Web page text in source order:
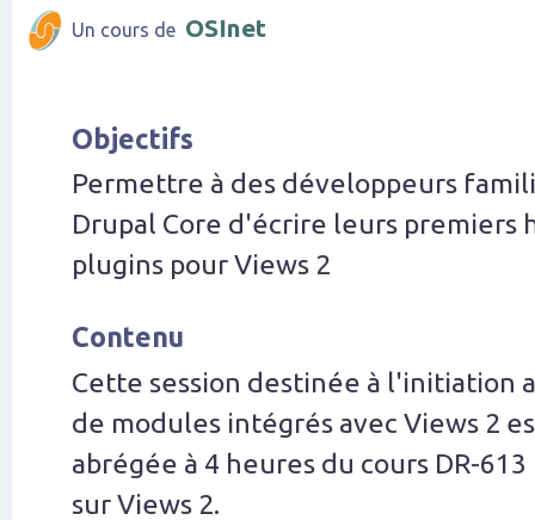
Un cours de OSInet
Objectifs
Permettre à des développeurs
Drupal Core d'écrire leurs premiers
plugins pour Views 2
Contenu
Cette session destinée à l'initiation
de modules intégrés avec Views 2
abrégée à 4 heures du cours DR-
sur Views 2.